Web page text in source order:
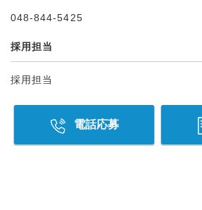
048-844-5425
採用担当
採用担当
電話応募